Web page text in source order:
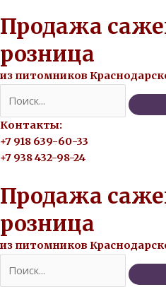
Продажа
розница
из питомников
Контакты:
+7 918 639-60-33
+7 938 432-98-24
Продажа
розница
из питомников